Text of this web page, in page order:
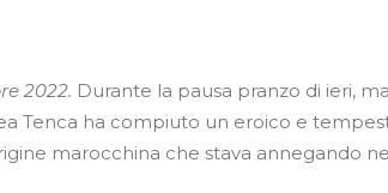
2022. Durante la pausa pranzo di ieri,
Tenca ha compiuto un eroico e
marocchina che stava annegando